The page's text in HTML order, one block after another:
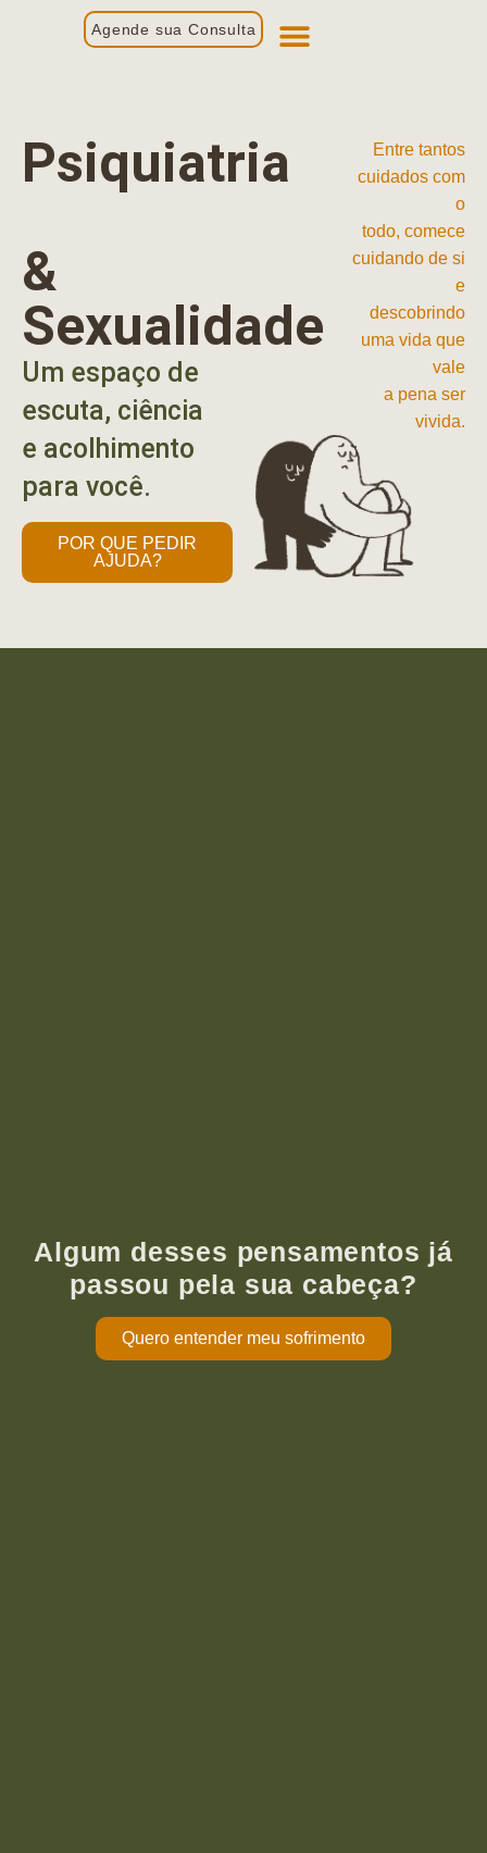
Agende sua Consulta
Psiquiatria
&
Sexualidade
Um espaço de
escuta, ciência
e acolhimento
para você.
POR QUE PEDIR
AJUDA?
Entre tantos
cuidados com
o
todo, comece
cuidando de si
e
descobrindo
uma vida que
vale
a pena ser
vivida.
Algum desses pensamentos já
passou pela sua cabeça?
Quero entender meu sofrimento